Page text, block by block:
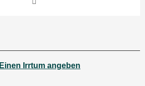
Einen Irrtum angeben